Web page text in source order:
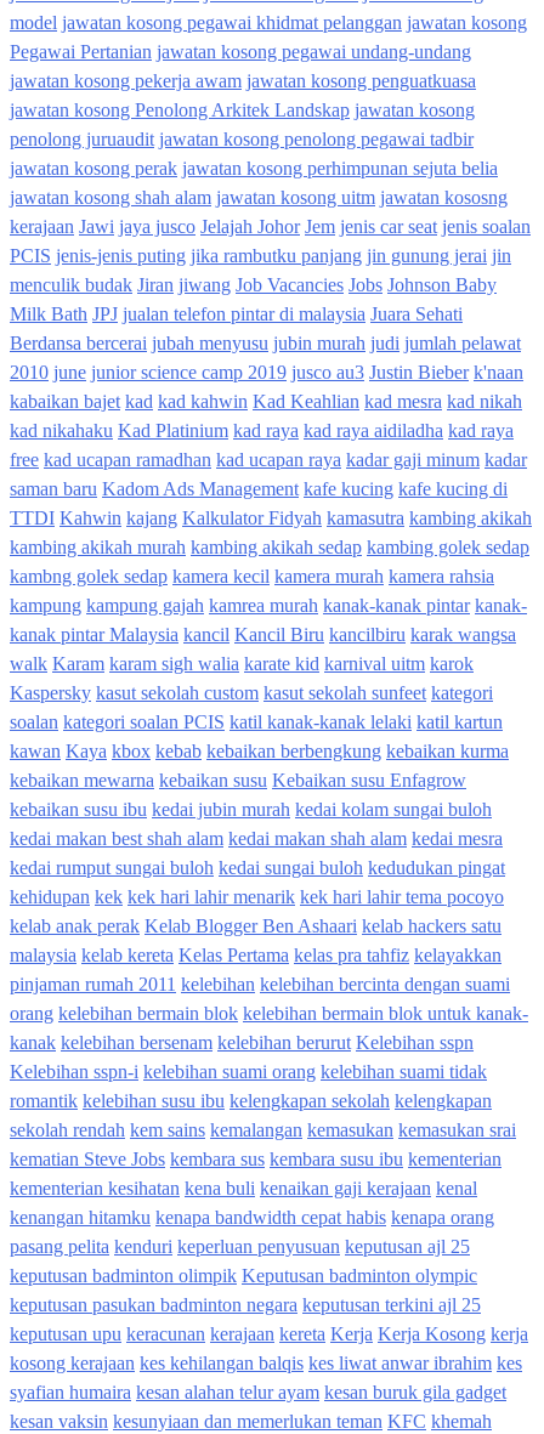
model jawatan kosong pegawai khidmat pelanggan jawatan kosong
Pegawai Pertanian jawatan kosong pegawai undang-undang
jawatan kosong pekerja awam jawatan kosong penguatkuasa
jawatan kosong Penolong Arkitek Landskap jawatan kosong
penolong juruaudit jawatan kosong penolong pegawai tadbir
jawatan kosong perak jawatan kosong perhimpunan sejuta belia
jawatan kosong shah alam jawatan kosong uitm jawatan kososng
kerajaan Jawi jaya jusco Jelajah Johor Jem jenis car seat jenis soalan
PCIS jenis-jenis puting jika rambutku panjang jin gunung jerai jin
menculik budak Jiran jiwang Job Vacancies Jobs Johnson Baby
Milk Bath JPJ jualan telefon pintar di malaysia Juara Sehati
Berdansa bercerai jubah menyusu jubin murah judi jumlah pelawat
2010 june junior science camp 2019 jusco au3 Justin Bieber k'naan
kabaikan bajet kad kad kahwin Kad Keahlian kad mesra kad nikah
kad nikahaku Kad Platinium kad raya kad raya aidiladha kad raya
free kad ucapan ramadhan kad ucapan raya kadar gaji minum kadar
saman baru Kadom Ads Management kafe kucing kafe kucing di
TTDI Kahwin kajang Kalkulator Fidyah kamasutra kambing akikah
kambing akikah murah kambing akikah sedap kambing golek sedap
kambng golek sedap kamera kecil kamera murah kamera rahsia
kampung kampung gajah kamrea murah kanak-kanak pintar kanak-
kanak pintar Malaysia kancil Kancil Biru kancilbiru karak wangsa
walk Karam karam sigh walia karate kid karnival uitm karok
Kaspersky kasut sekolah custom kasut sekolah sunfeet kategori
soalan kategori soalan PCIS katil kanak-kanak lelaki katil kartun
kawan Kaya kbox kebab kebaikan berbengkung kebaikan kurma
kebaikan mewarna kebaikan susu Kebaikan susu Enfagrow
kebaikan susu ibu kedai jubin murah kedai kolam sungai buloh
kedai makan best shah alam kedai makan shah alam kedai mesra
kedai rumput sungai buloh kedai sungai buloh kedudukan pingat
kehidupan kek kek hari lahir menarik kek hari lahir tema pocoyo
kelab anak perak Kelab Blogger Ben Ashaari kelab hackers satu
malaysia kelab kereta Kelas Pertama kelas pra tahfiz kelayakkan
pinjaman rumah 2011 kelebihan kelebihan bercinta dengan suami
orang kelebihan bermain blok kelebihan bermain blok untuk kanak-
kanak kelebihan bersenam kelebihan berurut Kelebihan sspn
Kelebihan sspn-i kelebihan suami orang kelebihan suami tidak
romantik kelebihan susu ibu kelengkapan sekolah kelengkapan
sekolah rendah kem sains kemalangan kemasukan kemasukan srai
kematian Steve Jobs kembara sus kembara susu ibu kementerian
kementerian kesihatan kena buli kenaikan gaji kerajaan kenal
kenangan hitamku kenapa bandwidth cepat habis kenapa orang
pasang pelita kenduri keperluan penyusuan keputusan ajl 25
keputusan badminton olimpik Keputusan badminton olympic
keputusan pasukan badminton negara keputusan terkini ajl 25
keputusan upu keracunan kerajaan kereta Kerja Kerja Kosong kerja
kosong kerajaan kes kehilangan balqis kes liwat anwar ibrahim kes
syafian humaira kesan alahan telur ayam kesan buruk gila gadget
kesan vaksin kesunyiaan dan memerlukan teman KFC khemah